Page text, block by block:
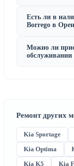
Есть ли в
Borrego в
Можно ли
Ремонт других
Kia Sportage
Kia Optima
Kia K5
Kia